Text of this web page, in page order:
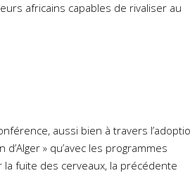
africains capables de rivaliser au
aussi bien à travers
» qu’avec les programmes
fuite des cerveaux, la précédente